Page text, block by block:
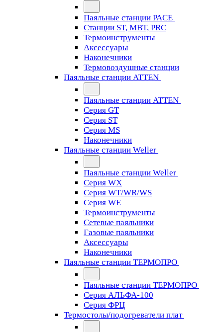
Паяльные станции PACE
Станции ST, MBT, PRC
Термоинструменты
Аксессуары
Наконечники
Термовоздушные станции
Паяльные станции ATTEN
Паяльные станции ATTEN
Серия GT
Серия ST
Серия MS
Наконечники
Паяльные станции Weller
Паяльные станции Weller
Серия WX
Серия WT/WR/WS
Серия WE
Термоинструменты
Сетевые паяльники
Газовые паяльники
Аксессуары
Наконечники
Паяльные станции ТЕРМОПРО
Паяльные станции ТЕРМОПРО
Серия АЛЬФА-100
Серия ФРЦ
Термостолы/подогреватели плат